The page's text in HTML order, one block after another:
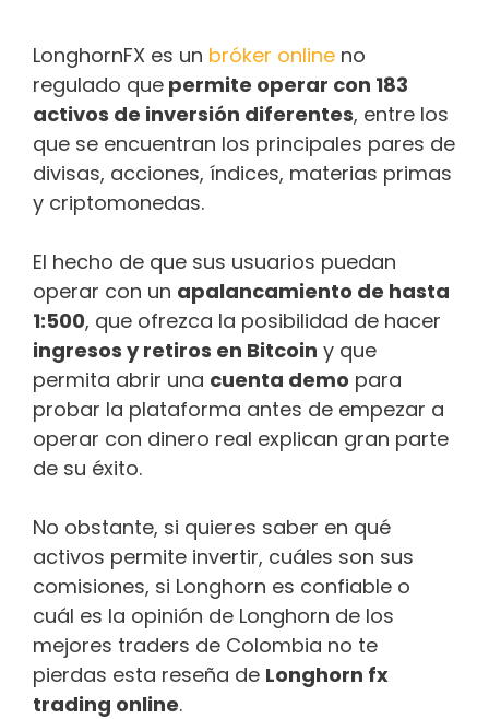
LonghornFX es un bróker online no
regulado que permite operar con 183
activos de inversión diferentes, entre los
que se encuentran los principales pares de
divisas, acciones, índices, materias primas
y criptomonedas.
El hecho de que sus usuarios puedan
operar con un apalancamiento de hasta
1:500, que ofrezca la posibilidad de hacer
ingresos y retiros en Bitcoin y que
permita abrir una cuenta demo para
probar la plataforma antes de empezar a
operar con dinero real explican gran parte
de su éxito.
No obstante, si quieres saber en qué
activos permite invertir, cuáles son sus
comisiones, si Longhorn es confiable o
cuál es la opinión de Longhorn de los
mejores traders de Colombia no te
pierdas esta reseña de Longhorn fx
trading online.